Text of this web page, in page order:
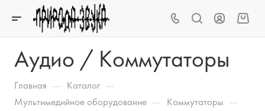
Аудио / Коммутаторы
Главная — Каталог —
Мультимедийное оборудование — Коммутаторы —